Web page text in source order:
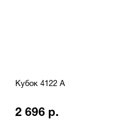
Кубок 4122 A
2 696 р.